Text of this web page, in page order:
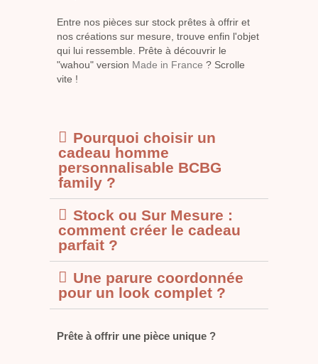
Entre nos pièces sur stock prêtes à offrir et
nos créations sur mesure, trouve enfin l'objet
qui lui ressemble. Prête à découvrir le
"wahou" version Made in France ? Scrolle
vite !
Pourquoi choisir un
cadeau homme
personnalisable BCBG
family ?
Stock ou Sur Mesure :
comment créer le cadeau
parfait ?
Une parure coordonnée
pour un look complet ?
Prête à offrir une pièce unique ?